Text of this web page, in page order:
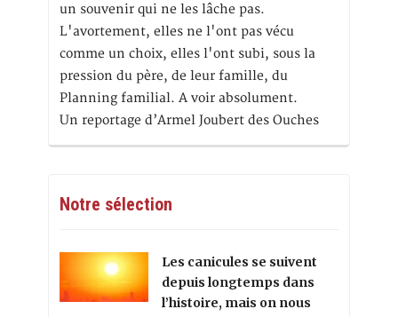
un souvenir qui ne les lâche pas.
L'avortement, elles ne l'ont pas vécu
comme un choix, elles l'ont subi, sous la
pression du père, de leur famille, du
Planning familial. A voir absolument.
Un reportage d’Armel Joubert des Ouches
Notre sélection
Les canicules se suivent
depuis longtemps dans
l’histoire, mais on nous